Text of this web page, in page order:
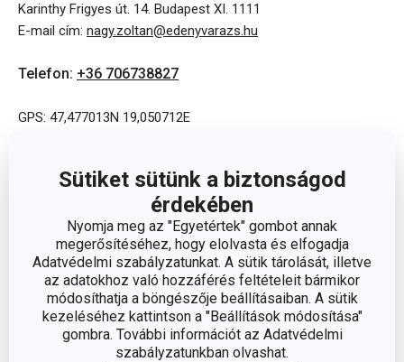
Sütiket sütünk a biztonságod
érdekében
Nyomja meg az "Egyetértek" gombot annak
megerősítéséhez, hogy elolvasta és elfogadja
Adatvédelmi szabályzatunkat. A sütik tárolását, illetve
az adatokhoz való hozzáférés feltételeit bármikor
módosíthatja a böngészője beállításaiban. A sütik
kezeléséhez kattintson a "Beállítások módosítása"
gombra. További információt az Adatvédelmi
szabályzatunkban olvashat.
Karinthy Frigyes út. 14. Budapest XI. 1111
E-mail cím: nagy.zoltan@edenyvarazs.hu
Telefon: +36 706738827
GPS: 47,477013N 19,050712E